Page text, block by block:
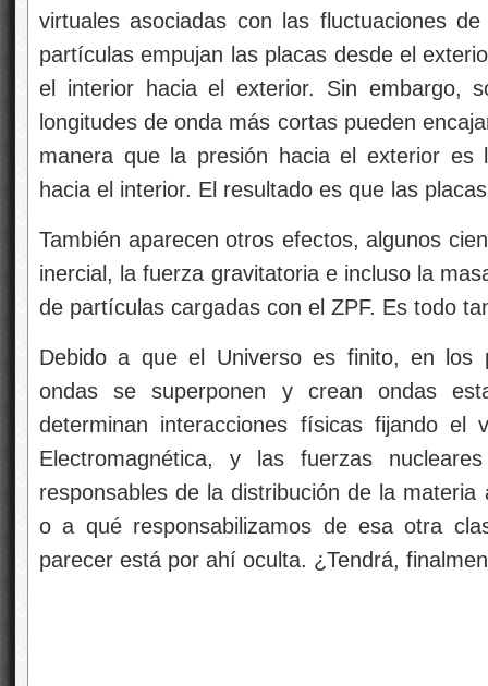
virtuales asociadas con las fluctuaciones
partículas empujan las placas desde el
el interior hacia el exterior. Sin embargo,
longitudes de onda más cortas pueden
manera que la presión hacia el exterior es
hacia el interior. El resultado es que las
También aparecen otros efectos, algunos
inercial, la fuerza gravitatoria e incluso la
de partículas cargadas con el ZPF. Es todo
Debido a que el Universo es finito, en los
ondas se superponen y crean ondas
determinan interacciones físicas fijando
Electromagnética, y las fuerzas
responsables de la distribución de la
o a qué responsabilizamos de esa otra
parecer está por ahí oculta. ¿Tendrá,